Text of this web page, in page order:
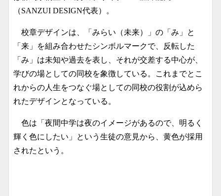
（SANZUI DESIGN代表）。
校章デザインは、「みらい（未来）」の「み」と
「来」を組み合わせたシンボルマークで、反転した
「み」は未知や過去を表し、それが交差する中心が、
学びの場としての同校を象徴している。これまでとこ
れからの人生をつなぐ場としての同校の役割が込めら
れたデザインとなっている。
色は「夜間中学は夜のイメージがあるので、明るく
輝く色にしたい」という生徒の意見から、黄色が採用
されたという。